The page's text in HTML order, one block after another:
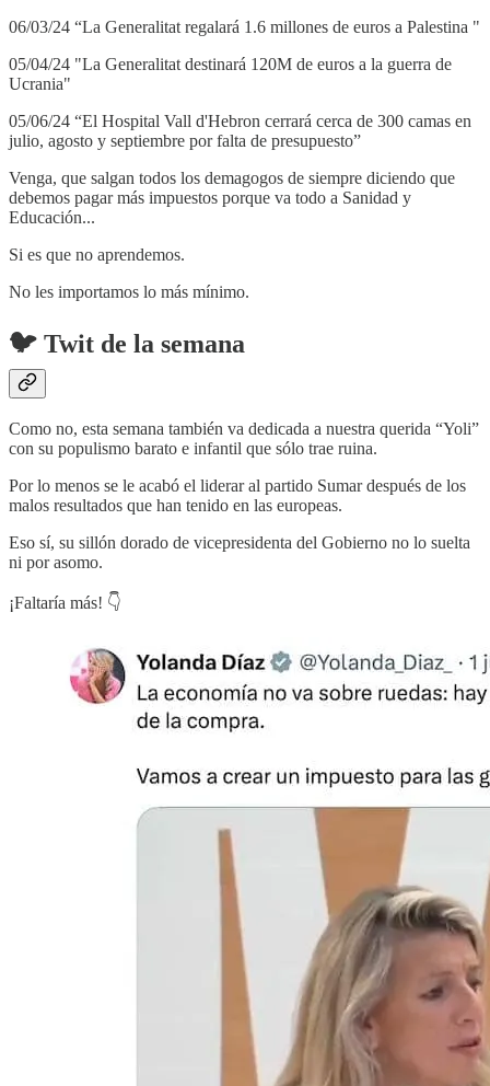
06/03/24 “La Generalitat regalará 1.6 millones de euros a Palestina "
05/04/24 "La Generalitat destinará 120M de euros a la guerra de
Ucrania"
05/06/24 “El Hospital Vall d'Hebron cerrará cerca de 300 camas en
julio, agosto y septiembre por falta de presupuesto”
Venga, que salgan todos los demagogos de siempre diciendo que
debemos pagar más impuestos porque va todo a Sanidad y
Educación...
Si es que no aprendemos.
No les importamos lo más mínimo.
🐦 Twit de la semana
Como no, esta semana también va dedicada a nuestra querida “Yoli”
con su populismo barato e infantil que sólo trae ruina.
Por lo menos se le acabó el liderar al partido Sumar después de los
malos resultados que han tenido en las europeas.
Eso sí, su sillón dorado de vicepresidenta del Gobierno no lo suelta
ni por asomo.
¡Faltaría más! 👇